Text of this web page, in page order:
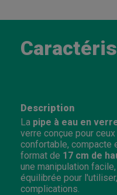
Description
La pipe à eau en
verre conçue pour
confortable, compacte
format de 17 cm de
une manipulation
équilibrée pour
complications.